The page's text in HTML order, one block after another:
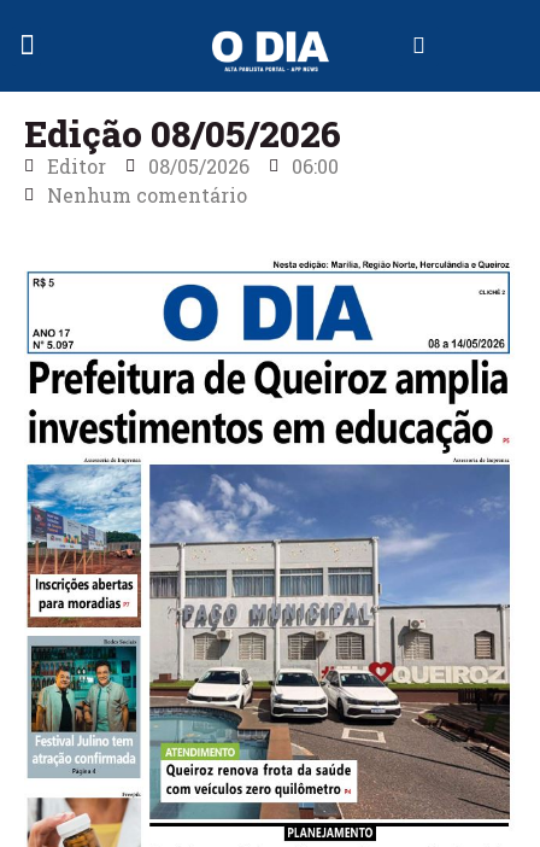
Edição 08/05/2026
Editor 08/05/2026
06:00
Nenhum comentário